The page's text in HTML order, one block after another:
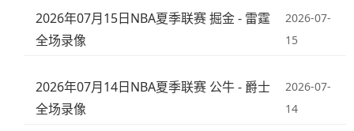
2026年07月15日NBA夏季联赛 掘金 - 雷霆
全场录像
2026-07-
15
2026年07月14日NBA夏季联赛 公牛 - 爵士
全场录像
2026-07-
14